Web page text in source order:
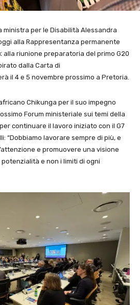
La ministra per le Disabilità Alessandra
alla Rappresentanza permanente
alla riunione preparatoria del primo G20
dalla Carta di
il 4 e 5 novembre prossimo a Pretoria.
Chikunga per il suo impegno
Forum ministeriale sui temi della
continuare il lavoro iniziato con il G7
“Dobbiamo lavorare sempre di più, e
e promuovere una visione
e non i limiti di ogni